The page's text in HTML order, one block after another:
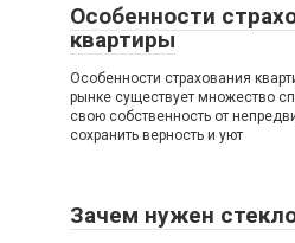
Особенности
квартиры
Особенности страхования
рынке существует множество
свою собственность от
сохранить верность и уют
Зачем нужен